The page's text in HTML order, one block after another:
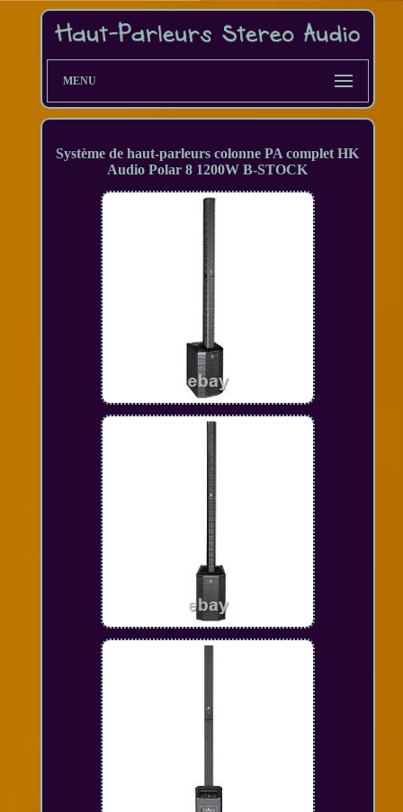
MENU
Système de haut-parleurs colonne PA complet HK
Audio Polar 8 1200W B-STOCK